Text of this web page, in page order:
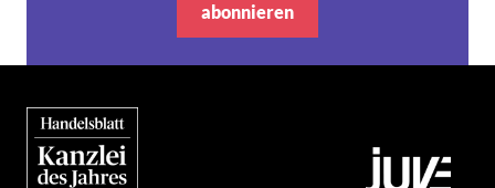
abonnieren
Bild